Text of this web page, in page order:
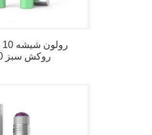
RS170 روکش سبز